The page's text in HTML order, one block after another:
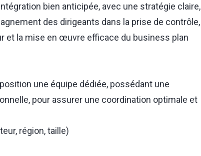
bien anticipée, avec une stratégie claire,
des dirigeants dans la prise de contrôle,
et la mise en œuvre efficace du business plan
une équipe dédiée, possédant une
pour assurer une coordination optimale et
région, taille)